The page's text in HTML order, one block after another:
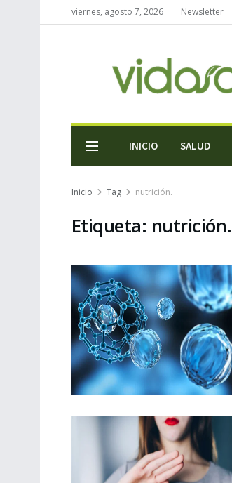
viernes, agosto 7, 2026 Newsletter
INICIO SALUD
Inicio Tag nutrición.
Etiqueta: nutrición.